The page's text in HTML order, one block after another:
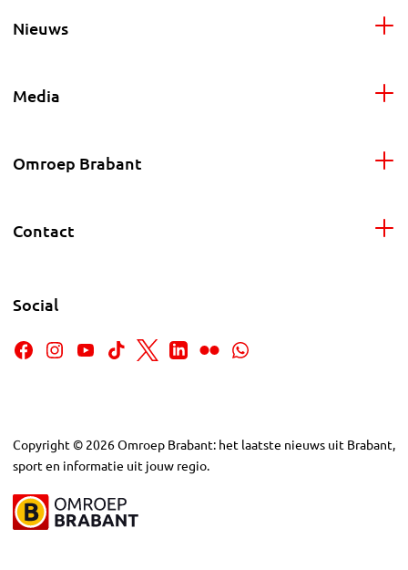
Nieuws
Media
Omroep Brabant
Contact
Social
Copyright © 2026Omroep Brabant: het laatste nieuws uit Brabant,
sport en informatie uit jouw regio.